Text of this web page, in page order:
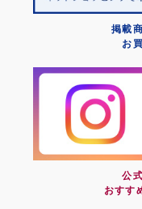
掲載
お
公
おすす